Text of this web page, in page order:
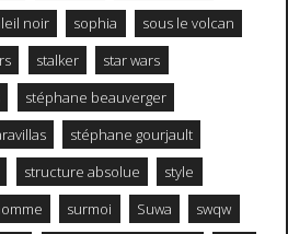
noir sophia
sous le volcan
stalker
star wars
stéphane beauverger
stéphane gourjault
structure absolue
style
surmoi Suwa
swqw